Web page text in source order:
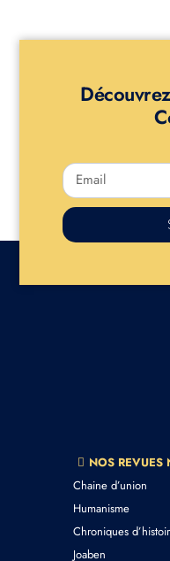
NOS REVUES
Chaine d’union
Humanisme
Chroniques
Joaben